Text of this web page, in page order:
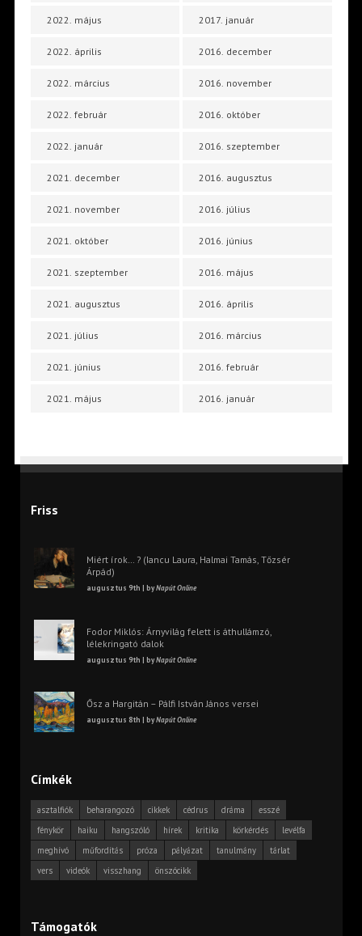
2022. május
2022. április
2022. március
2022. február
2022. január
2021. december
2021. november
2021. október
2021. szeptember
2021. augusztus
2021. július
2021. június
2021. május
2017. január
2016. december
2016. november
2016. október
2016. szeptember
2016. augusztus
2016. július
2016. június
2016. május
2016. április
2016. március
2016. február
2016. január
Friss
Miért írok… ? (Iancu Laura, Halmai Tamás, Tőzsér
Árpád)
augusztus 9th | byNapút Online
Fodor Miklós: Árnyvilág felett is áthullámzó,
lélekringató dalok
augusztus 9th | byNapút Online
Ősz a Hargitán – Pálfi István János versei
augusztus 8th | byNapút Online
Címkék
asztalfiók beharangozó cikkek cédrus dráma
esszé
fénykör
haiku hangszóló hírek kritika körkérdés
levélfa
meghívó
műfordítás próza pályázat tanulmány
tárlat
vers
videók visszhang önszócikk
Támogatók